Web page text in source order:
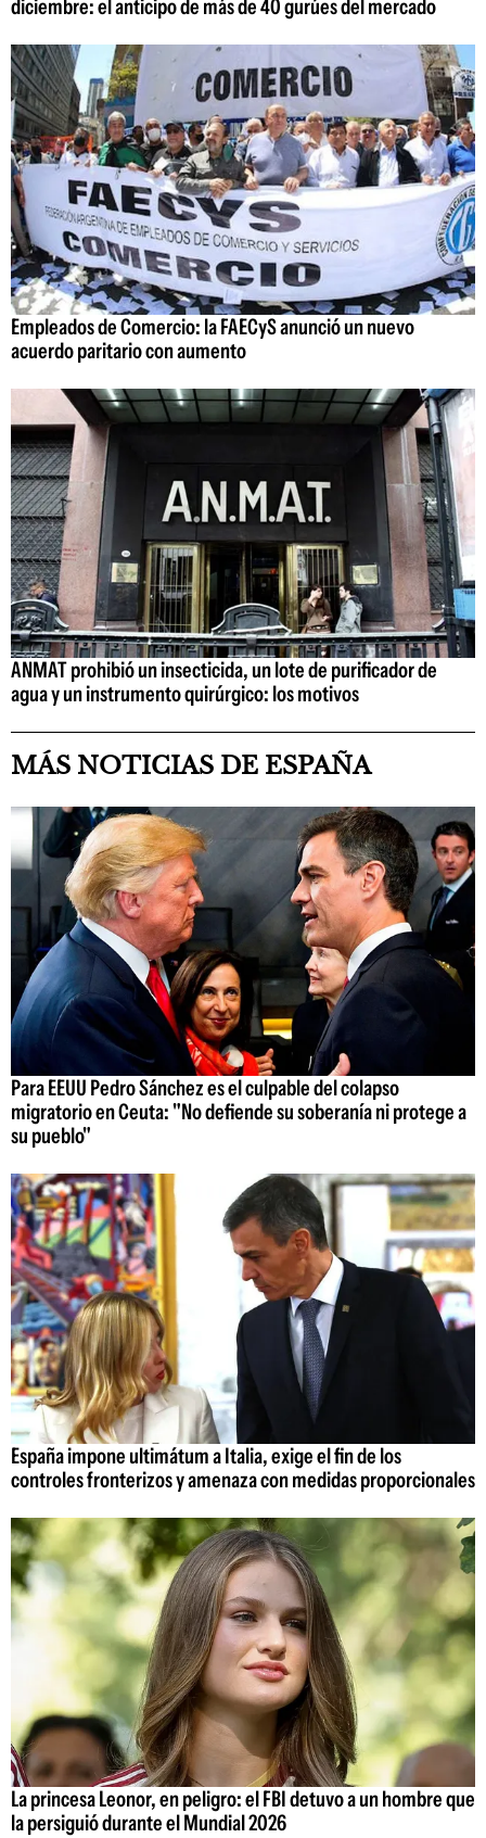
diciembre: el anticipo de más de 40 gurúes del mercado
Empleados de Comercio: la FAECyS anunció un nuevo
acuerdo paritario con aumento
ANMAT prohibió un insecticida, un lote de purificador de
agua y un instrumento quirúrgico: los motivos
MÁS NOTICIAS DE ESPAÑA
Para EEUU Pedro Sánchez es el culpable del colapso
migratorio en Ceuta: "No defiende su soberanía ni protege a
su pueblo"
España impone ultimátum a Italia, exige el fin de los
controles fronterizos y amenaza con medidas proporcionales
La princesa Leonor, en peligro: el FBI detuvo a un hombre que
la persiguió durante el Mundial 2026